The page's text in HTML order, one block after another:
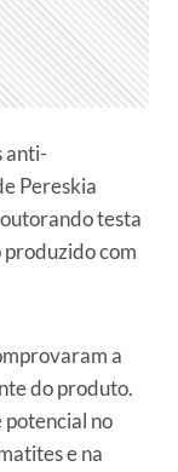
anti-
Pereskia
testa
com
a
do produto.
potencial no
e na